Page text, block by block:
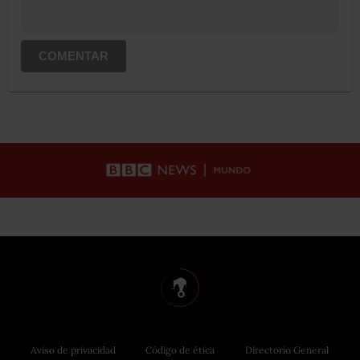
COMENTAR
Aviso de privacidad Código de ética Directorio General